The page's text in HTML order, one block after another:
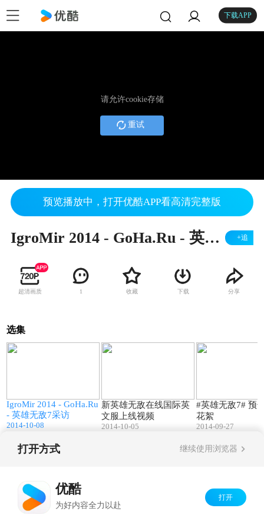
下载APP
请允许cookie存储
重试
预览播放中，打开优酷APP看高清完整版
IgroMir 2014 - GoHa.Ru - 英雄无敌7采访 +追
超清画质 1 收藏 下载 分享
选集
IgroMir 2014 - GoHa.Ru
- 英雄无敌7采访
2014-10-08
新英雄无敌在线国际英
文服上线视频
2014-10-05
#英雄无敌7# 预
花絮
2014-09-27
打开方式 继续使用浏览器
优酷
为好内容全力以赴
打开